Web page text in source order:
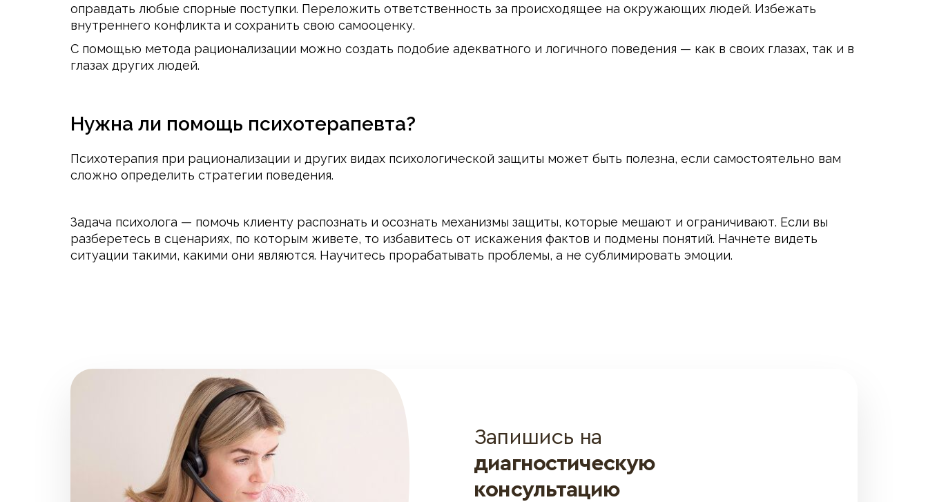
оправдать любые спорные поступки. Переложить ответственность за происходящее на окружающих людей. Избежать
внутреннего конфликта и сохранить свою самооценку.
С помощью метода рационализации можно создать подобие адекватного и логичного поведения — как в своих глазах, так и в
глазах других людей.
Нужна ли помощь психотерапевта?
Психотерапия при рационализации и других видах психологической защиты может быть полезна, если самостоятельно вам
сложно определить стратегии поведения.
Задача психолога — помочь клиенту распознать и осознать механизмы защиты, которые мешают и ограничивают. Если вы
разберетесь в сценариях, по которым живете, то избавитесь от искажения фактов и подмены понятий. Начнете видеть
ситуации такими, какими они являются. Научитесь прорабатывать проблемы, а не сублимировать эмоции.
Запишись на
диагностическую
консультацию